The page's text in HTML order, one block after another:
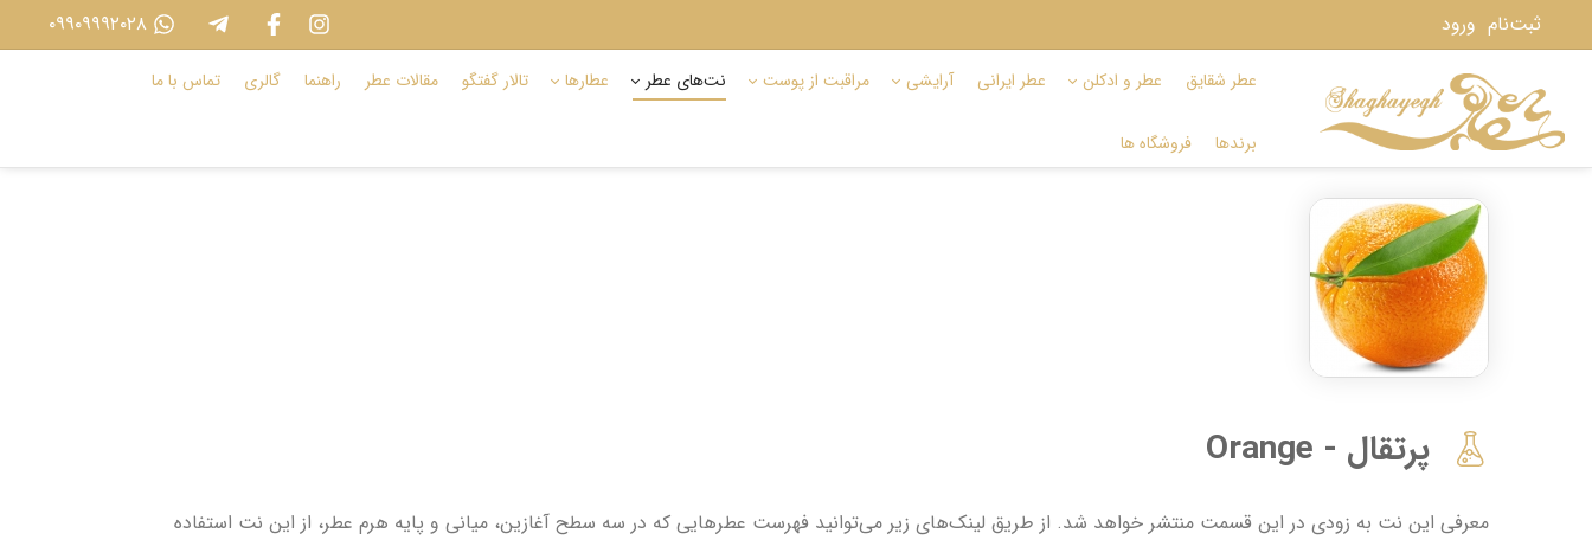
ثبت‌نام ورود
عطر شقایق عطر و ادکلن عطر ایرانی آرایشی مراقبت از پوست نت‌های عطر عطارها تالار گفتگو مقالات عطر راهنما گالری تماس با ما
برندها فروشگاه ها
پرتقال - Orange
معرفی این نت به زودی در این قسمت منتشر خواهد شد. از طریق لینک‌های زیر می‌توانید فهرست عطرهایی که در سه سطح آغازین، میانی و پایه هرم عطر، از این نت استفاده